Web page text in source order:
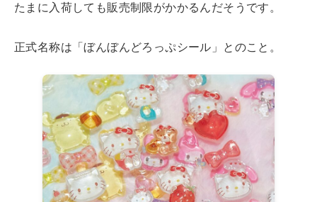
たまに入荷しても販売制限がかかるんだそうです。
正式名称は「ぼんぼんどろっぷシール」とのこと。